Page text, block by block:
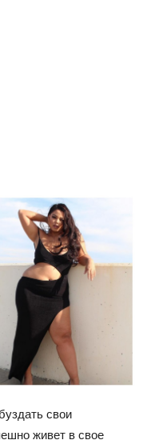
свои
живет в свое